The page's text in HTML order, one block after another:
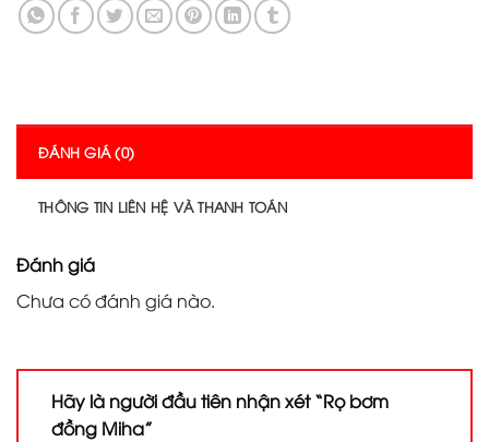
ĐÁNH GIÁ (0)
THÔNG TIN LIÊN HỆ VÀ THANH TOÁN
Đánh giá
Chưa có đánh giá nào.
Hãy là người đầu tiên nhận xét “Rọ bơm
đồng Miha”